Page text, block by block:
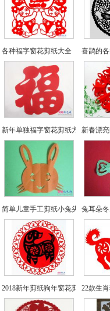
各种福字窗花剪纸大全（46幅）
喜鹊的
新年单独福字窗花剪纸方法新春漂
简单儿童手工剪纸小兔头像兔耳朵冬
2018新年剪纸狗年窗花剪纸图案大
22款生